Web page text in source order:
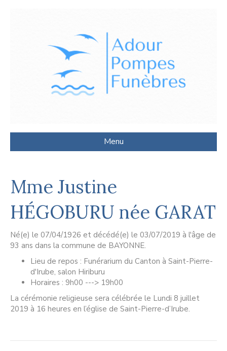
Menu
Mme Justine
HÉGOBURU née GARAT
Né(e) le 07/04/1926 et décédé(e) le 03/07/2019 à l'âge de
93 ans dans la commune de BAYONNE.
Lieu de repos : Funérarium du Canton à Saint-Pierre-
d'Irube, salon Hiriburu
Horaires : 9h00 ---> 19h00
La cérémonie religieuse sera célébrée le Lundi 8 juillet
2019 à 16 heures en l’église de Saint-Pierre-d’Irube.